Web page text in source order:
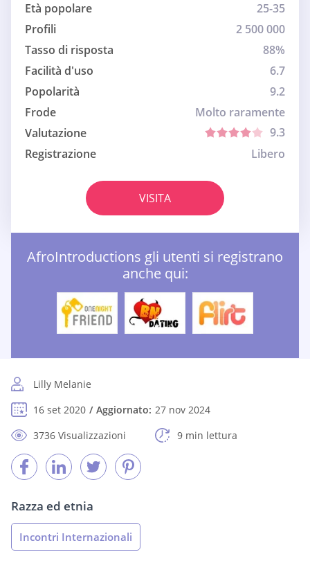
Età popolare
25-35
Profili
2 500 000
Tasso di risposta
88%
Facilità d'uso
6.7
Popolarità
9.2
Frode
Molto raramente
Valutazione
9.3
Registrazione
Libero
VISITA
AfroIntroductions gli utenti si registrano
anche qui:
Lilly Melanie
16 set 2020
Aggiornato: 27 nov 2024
3736 Visualizzazioni
9 min lettura
Razza ed etnia
Incontri Internazionali